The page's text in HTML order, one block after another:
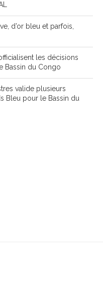
d’or bleu et parfois,
les décisions
Bassin du Congo
valide plusieurs
Bleu pour le Bassin du